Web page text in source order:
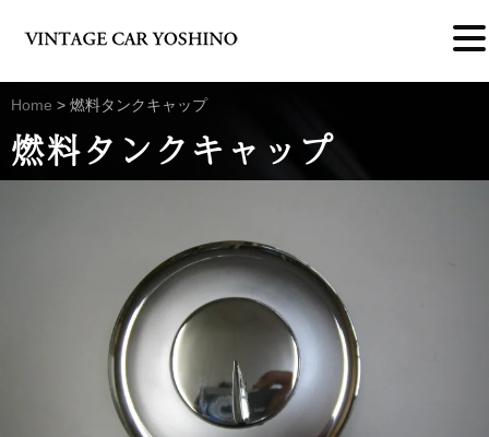
Home > 燃料タンクキャップ
燃料タンクキャップ